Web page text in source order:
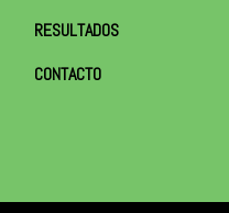
RESULTADOS
CONTACTO